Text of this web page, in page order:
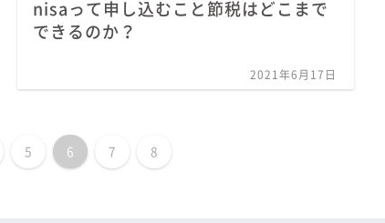
nisaって申し込むこと節税はどこまで
できるのか？
2021年6月17日
5 6 7 8